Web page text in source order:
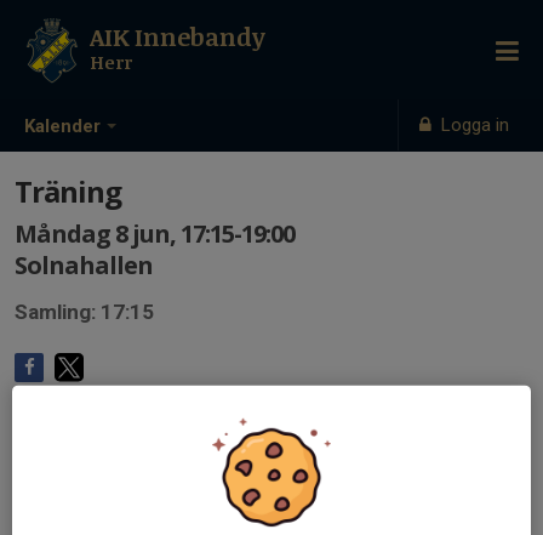
Kalender Logga in
AIK Innebandy
Herr
Träning
Måndag 8 jun, 17:15-19:00
Solnahallen
Samling: 17:15